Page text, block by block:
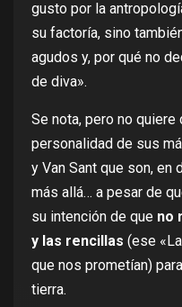
gusto por la
su factoría, sino
agudos y, por qué no
de diva».
Se nota, pero no
personalidad de sus
y Van Sant que son, en
más allá… a pesar de
su intención de que no
y las rencillas (ese
que nos prometían)
tierra.